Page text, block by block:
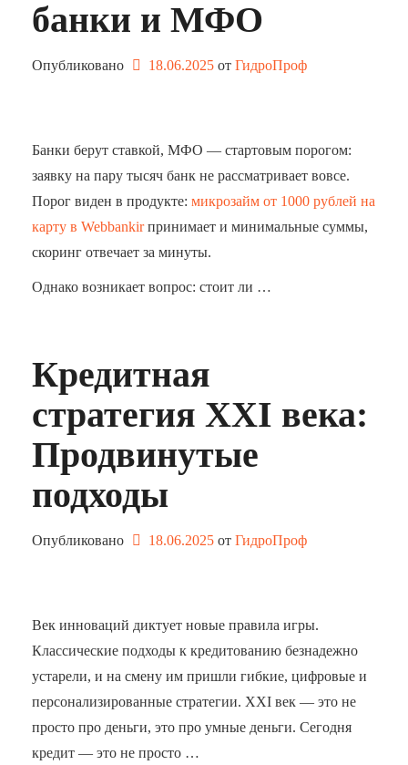
банки и МФО
Опубликовано 18.06.2025 от ГидроПроф
Банки берут ставкой, МФО — стартовым порогом:
заявку на пару тысяч банк не рассматривает вовсе.
Порог виден в продукте: микрозайм от 1000 рублей на
карту в Webbankirпринимает и минимальные суммы,
скоринг отвечает за минуты.
Однако возникает вопрос: стоит ли …
Кредитная
стратегия XXI века:
Продвинутые
подходы
Опубликовано 18.06.2025 от ГидроПроф
Век инноваций диктует новые правила игры.
Классические подходы к кредитованию безнадежно
устарели, и на смену им пришли гибкие, цифровые и
персонализированные стратегии. XXI век — это не
просто про деньги, это про умные деньги. Сегодня
кредит — это не просто …